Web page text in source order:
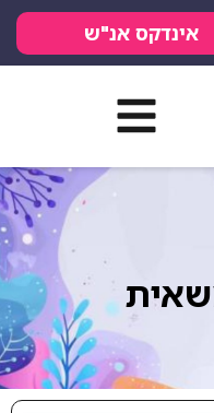
אינדקס אנ"ש